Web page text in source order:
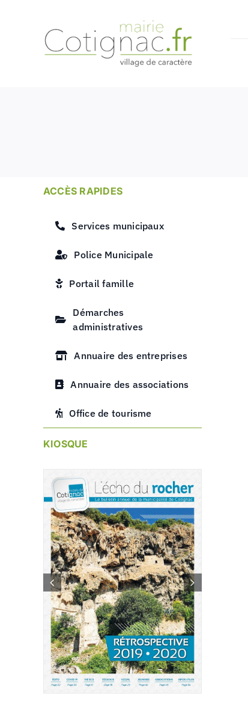
ACCÈS RAPIDES
Services municipaux
Police Municipale
Portail famille
Démarches
administratives
Annuaire des entreprises
Annuaire des associations
Office de tourisme
KIOSQUE